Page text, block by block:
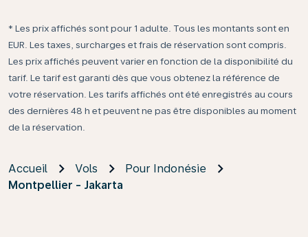
* Les prix affichés sont pour 1 adulte. Tous les montants sont en
EUR. Les taxes, surcharges et frais de réservation sont compris.
Les prix affichés peuvent varier en fonction de la disponibilité du
tarif. Le tarif est garanti dès que vous obtenez la référence de
votre réservation. Les tarifs affichés ont été enregistrés au cours
des dernières 48 h et peuvent ne pas être disponibles au moment
de la réservation.
Accueil Vols
Pour Indonésie
Montpellier - Jakarta